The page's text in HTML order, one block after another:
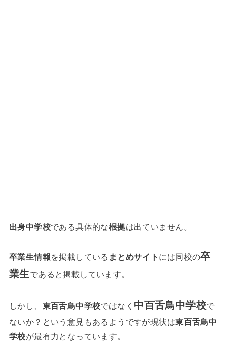
出身中学校である具体的な根拠は出ていません。
卒業生情報を掲載している まとめサイト には同校の卒
業生であると掲載しています。
しかし、 東百舌鳥中学校ではなく 中百舌鳥中学校で
ないか？という意見もあるようですが現状は東百舌鳥中
学校が最有力となっています。